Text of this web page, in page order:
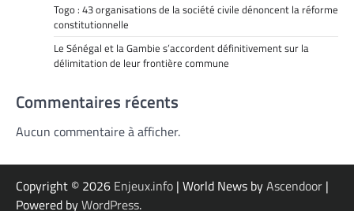
Togo : 43 organisations de la société civile dénoncent la réforme
constitutionnelle
Le Sénégal et la Gambie s’accordent définitivement sur la
délimitation de leur frontière commune
Commentaires récents
Aucun commentaire à afficher.
Copyright © 2026 Enjeux.info | World News byAscendoor |
Powered byWordPress.